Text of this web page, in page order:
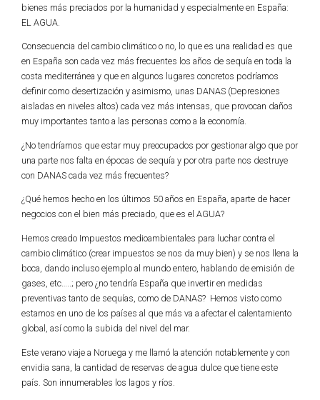
bienes más preciados por la humanidad y especialmente en España:
EL AGUA.
Consecuencia del cambio climático o no, lo que es una realidad es que
en España son cada vez más frecuentes los años de sequía en toda la
costa mediterránea y que en algunos lugares concretos podríamos
definir como desertización y asimismo, unas DANAS (Depresiones
aisladas en niveles altos) cada vez más intensas, que provocan daños
muy importantes tanto a las personas como a la economía.
¿No tendríamos que estar muy preocupados por gestionar algo que por
una parte nos falta en épocas de sequía y por otra parte nos destruye
con DANAS cada vez más frecuentes?
¿Qué hemos hecho en los últimos 50 años en España, aparte de hacer
negocios con el bien más preciado, que es el AGUA?
Hemos creado Impuestos medioambientales para luchar contra el
cambio climático (crear impuestos se nos da muy bien) y se nos llena la
boca, dando incluso ejemplo al mundo entero, hablando de emisión de
gases, etc…..; pero ¿no tendría España que invertir en medidas
preventivas tanto de sequías, como de DANAS? Hemos visto como
estamos en uno de los países al que más va a afectar el calentamiento
global, así como la subida del nivel del mar.
Este verano viaje a Noruega y me llamó la atención notablemente y con
envidia sana, la cantidad de reservas de agua dulce que tiene este
país. Son innumerables los lagos y ríos.